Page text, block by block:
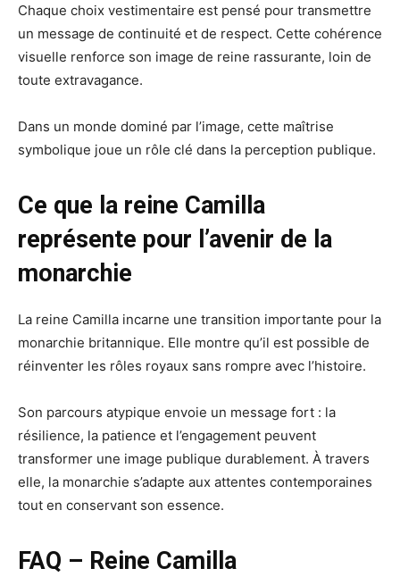
Chaque choix vestimentaire est pensé pour transmettre
un message de continuité et de respect. Cette cohérence
visuelle renforce son image de reine rassurante, loin de
toute extravagance.
Dans un monde dominé par l’image, cette maîtrise
symbolique joue un rôle clé dans la perception publique.
Ce que la reine Camilla
représente pour l’avenir de la
monarchie
La reine Camilla incarne une transition importante pour la
monarchie britannique. Elle montre qu’il est possible de
réinventer les rôles royaux sans rompre avec l’histoire.
Son parcours atypique envoie un message fort : la
résilience, la patience et l’engagement peuvent
transformer une image publique durablement. À travers
elle, la monarchie s’adapte aux attentes contemporaines
tout en conservant son essence.
FAQ – Reine Camilla